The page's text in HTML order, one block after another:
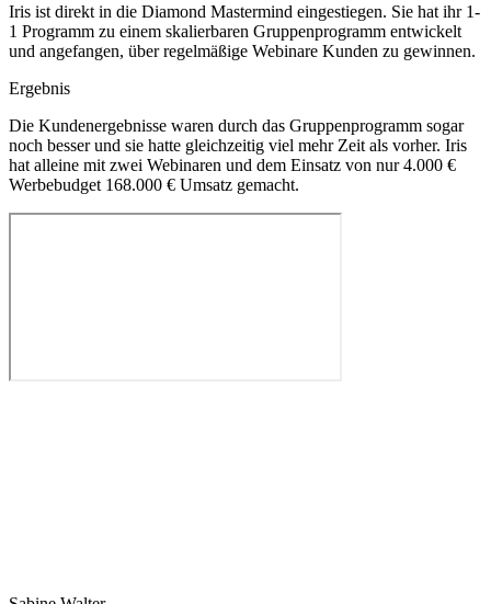
Iris ist direkt in die Diamond Mastermind eingestiegen. Sie hat ihr 1-
1 Programm zu einem skalierbaren Gruppenprogramm entwickelt
und angefangen, über regelmäßige Webinare Kunden zu gewinnen.
Ergebnis
Die Kundenergebnisse waren durch das Gruppenprogramm sogar
noch besser und sie hatte gleichzeitig viel mehr Zeit als vorher. Iris
hat alleine mit zwei Webinaren und dem Einsatz von nur 4.000 €
Werbebudget 168.000 € Umsatz gemacht.